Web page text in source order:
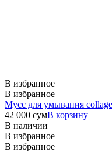
В избранное
В избранное
Мусс для умывания
42 000 сумВ корзину
В наличии
В избранное
В избранное